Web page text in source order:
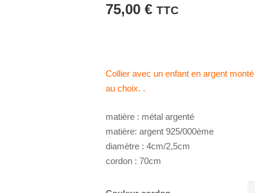
75,00 € TTC
Collier avec un enfant en argent
au choix. .
matière : métal argenté
matière: argent 925/000ème
diamètre : 4cm/2,5cm
cordon : 70cm